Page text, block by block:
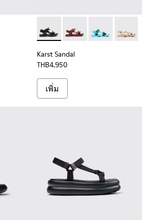
001 - รองเท้ารัดส้นหนังสีดําสําหรับ
- K201915-002 - รองเท้ารัดส้นหนังสีข
Karst Sandal - K201794-
Karst Sandal -Karst Sandal -
Karst
Karst Sandal
THB4,950
เพิ่ม